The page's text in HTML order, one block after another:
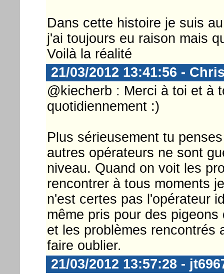
Dans cette histoire je suis
j'ai toujours eu raison mais
Voilà la réalité
21/03/2012 13:41:56 -
@kiecherb : Merci à toi et à
quotidiennement :)
Plus sérieusement tu
autres opérateurs ne sont
niveau. Quand on voit les
rencontrer à tous moments
n'est certes pas l'opérateur
même pris pour des
et les problèmes rencontrés
faire oublier.
21/03/2012 13:57:28 -